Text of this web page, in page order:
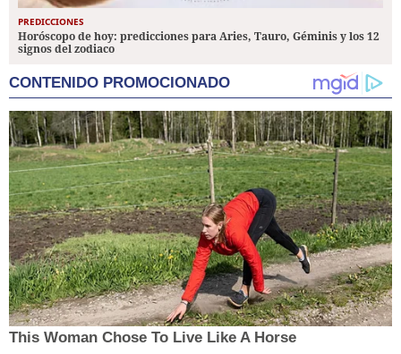
PREDICCIONES
Horóscopo de hoy: predicciones para Aries, Tauro, Géminis y los 12
signos del zodiaco
CONTENIDO PROMOCIONADO
This Woman Chose To Live Like A Horse